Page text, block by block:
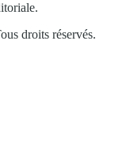
droits réservés.